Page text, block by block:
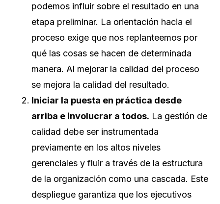
podemos influir sobre el resultado en una
etapa preliminar. La orientación hacia el
proceso exige que nos replanteemos por
qué las cosas se hacen de determinada
manera. Al mejorar la calidad del proceso
se mejora la calidad del resultado.
Iniciar la puesta en práctica desde
arriba e involucrar a todos. La gestión de
calidad debe ser instrumentada
previamente en los altos niveles
gerenciales y fluir a través de la estructura
de la organización como una cascada. Este
despliegue garantiza que los ejecutivos